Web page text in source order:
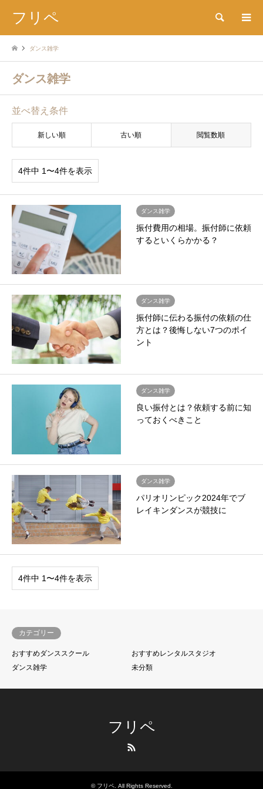
フリペ 検索
ダンス雑学
ダンス雑学
並べ替え条件
新しい順 古い順 閲覧数順
4件中 1〜4件を表示
ダンス雑学
振付費用の相場。振付師に依頼
するといくらかかる？
ダンス雑学
振付師に伝わる振付の依頼の仕
方とは？後悔しない7つのポイ
ント
ダンス雑学
良い振付とは？依頼する前に知
っておくべきこと
ダンス雑学
パリオリンピック2024年でブ
レイキンダンスが競技に
4件中 1〜4件を表示
カテゴリー
おすすめダンススクール
おすすめレンタルスタジオ
ダンス雑学
未分類
フリペ
© フリペ. All Rights Reserved.